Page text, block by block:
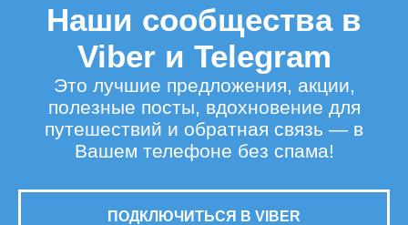
Наши сообщества в
Viber и Telegram
Это лучшие предложения, акции,
полезные посты, вдохновение для
путешествий и обратная связь — в
Вашем телефоне без спама!
ПОДКЛЮЧИТЬСЯ В VIBER